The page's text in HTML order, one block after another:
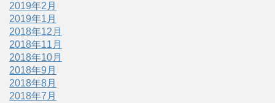
2019年2月
2019年1月
2018年12月
2018年11月
2018年10月
2018年9月
2018年8月
2018年7月